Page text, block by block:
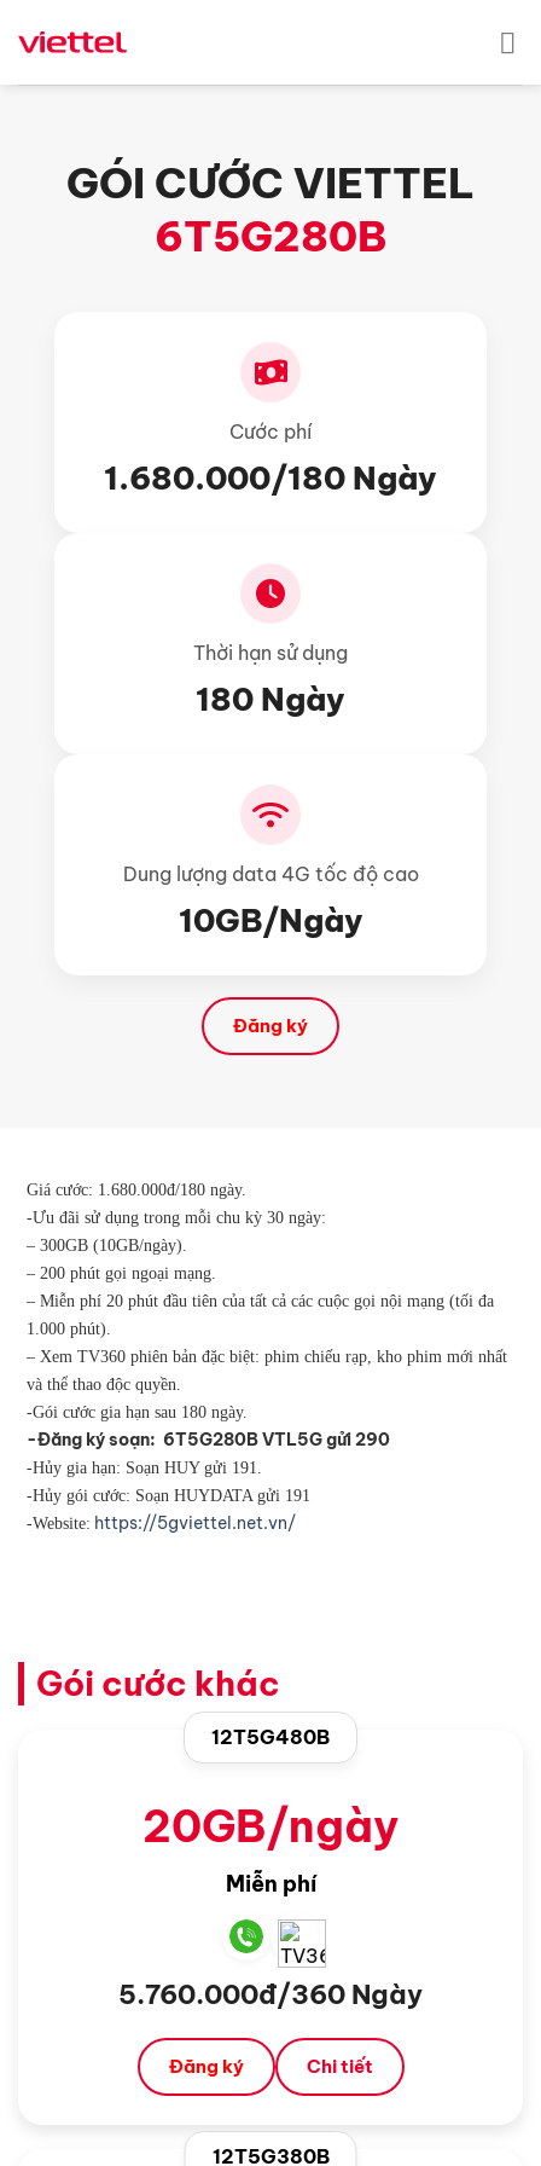
to
GÓI CƯỚC VIETTEL
6T5G280B
Cước phí
1.680.000/180 Ngày
Thời hạn sử dụng
180 Ngày
Dung lượng data 4G tốc độ cao
10GB/Ngày
Đăng ký
Giá cước: 1.680.000đ/180 ngày.
-Ưu đãi sử dụng trong mỗi chu kỳ 30 ngày:
– 300GB (10GB/ngày).
– 200 phút gọi ngoại mạng.
– Miễn phí 20 phút đầu tiên của tất cả các cuộc gọi nội mạng (tối đa
1.000 phút).
– Xem TV360 phiên bản đặc biệt: phim chiếu rạp, kho phim mới nhất
và thể thao độc quyền.
-Gói cước gia hạn sau 180 ngày.
-Đăng ký soạn: 6T5G280B VTL5G gửi 290
-Hủy gia hạn: Soạn HUY gửi 191.
-Hủy gói cước: Soạn HUYDATA gửi 191
-Website: https://5gviettel.net.vn/
Gói cước khác
12T5G480B
20GB/ngày
Miễn phí
5.760.000đ/360 Ngày
Đăng ký Chi tiết
12T5G380B